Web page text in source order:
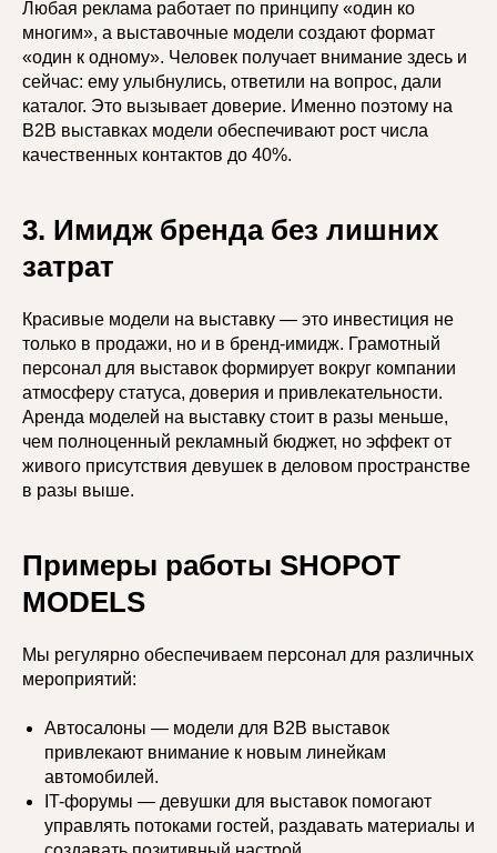
Любая реклама работает по принципу «один ко
многим», а выставочные модели создают формат
«один к одному». Человек получает внимание здесь и
сейчас: ему улыбнулись, ответили на вопрос, дали
каталог. Это вызывает доверие. Именно поэтому на
B2B выставках модели обеспечивают рост числа
качественных контактов до 40%.
3. Имидж бренда без лишних
затрат
Красивые модели на выставку — это инвестиция не
только в продажи, но и в бренд-имидж. Грамотный
персонал для выставок формирует вокруг компании
атмосферу статуса, доверия и привлекательности.
Аренда моделей на выставку стоит в разы меньше,
чем полноценный рекламный бюджет, но эффект от
живого присутствия девушек в деловом пространстве
в разы выше.
Примеры работы SHOPOT
MODELS
Мы регулярно обеспечиваем персонал для различных
мероприятий:
Автосалоны — модели для B2B выставок
привлекают внимание к новым линейкам
автомобилей.
IT-форумы — девушки для выставок помогают
управлять потоками гостей, раздавать материалы и